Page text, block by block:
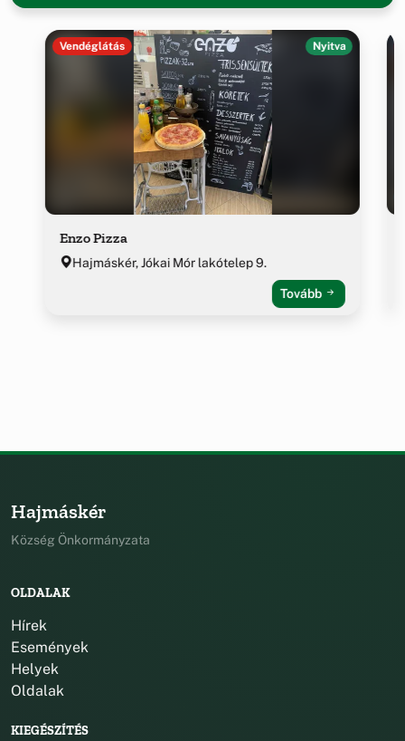
Vendéglátás Nyitva
Enzo Pizza
Hajmáskér, Jókai Mór lakótelep 9.
Tovább
Hajmáskér
Község Önkormányzata
OLDALAK
Hírek
Események
Helyek
Oldalak
KIEGÉSZÍTÉS